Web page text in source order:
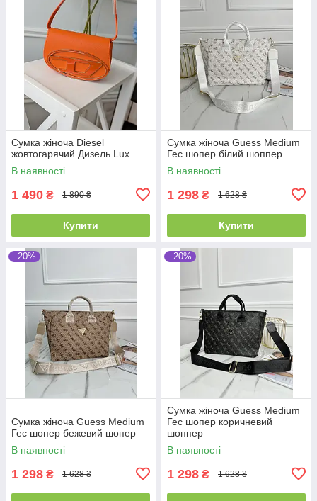
Сумка жіноча Diesel
жовтогарячий Дизель Lux
В наявності
1 490 ₴ 1 890 ₴
Купити
Сумка жіноча Guess Medium
Гес шопер білий шоппер
В наявності
1 298 ₴ 1 628 ₴
Купити
–20%
Сумка жіноча Guess Medium
Гес шопер бежевий шопер
В наявності
1 298 ₴ 1 628 ₴
–20%
Сумка жіноча Guess Medium
Гес шопер коричневий
шоппер
В наявності
1 298 ₴ 1 628 ₴